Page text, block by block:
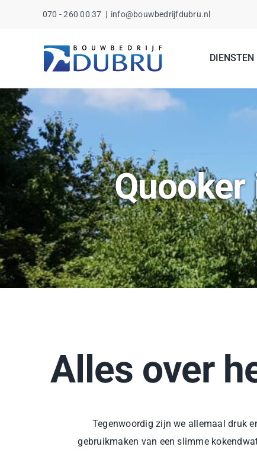
070 - 260 00 37 | info@bouwbedrijfdubru.nl
DIENSTEN
Alles over
Tegenwoordig zijn we allemaal druk
gebruikmaken van een slimme